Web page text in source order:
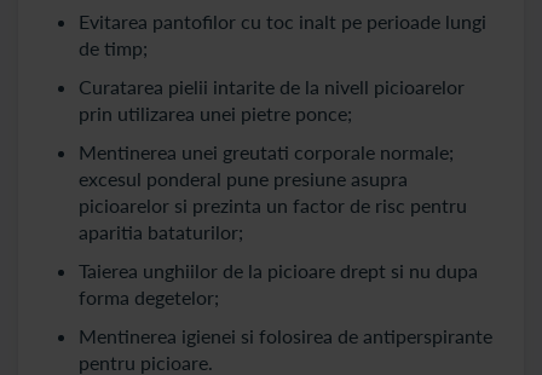
Evitarea pantofilor cu toc inalt pe perioade lungi
de timp;
Curatarea pielii intarite de la nivell picioarelor
prin utilizarea unei pietre ponce;
Mentinerea unei greutati corporale normale;
excesul ponderal pune presiune asupra
picioarelor si prezinta un factor de risc pentru
aparitia bataturilor;
Taierea unghiilor de la picioare drept si nu dupa
forma degetelor;
Mentinerea igienei si folosirea de antiperspirante
pentru picioare.